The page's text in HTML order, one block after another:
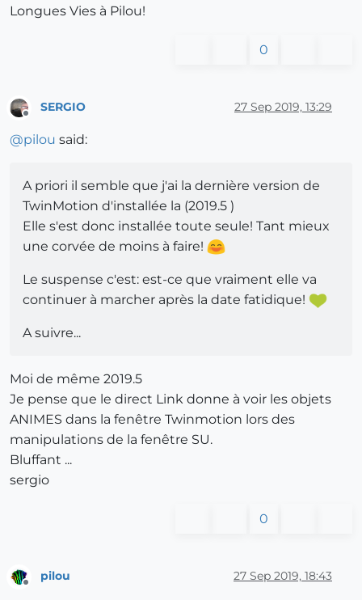
Longues Vies à Pilou!
0
SERGIO 27 Sep 2019, 13:29
@pilou said:
A priori il semble que j'ai la dernière version de
TwinMotion d'installée la (2019.5 )
Elle s'est donc installée toute seule! Tant mieux
une corvée de moins à faire!
Le suspense c'est: est-ce que vraiment elle va
continuer à marcher après la date fatidique!
A suivre...
Moi de même 2019.5
Je pense que le direct Link donne à voir les objets
ANIMES dans la fenêtre Twinmotion lors des
manipulations de la fenêtre SU.
Bluffant ...
sergio
0
pilou 27 Sep 2019, 18:43